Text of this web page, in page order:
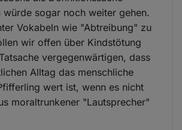
würde sogar noch weiter gehen.
Vokabeln wie "Abtreibung" zu
wir offen über Kindstötung
vergegenwärtigen, dass
Alltag das menschliche
wert ist, wenn es nicht
moraltrunkener "Lautsprecher"